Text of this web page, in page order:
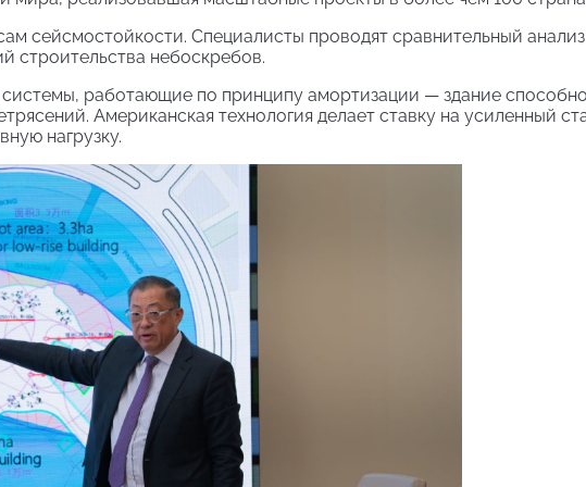
сейсмостойкости. Специалисты проводят сравнительный анализ
строительства небоскребов.
работающие по принципу амортизации — здание способно
Американская технология делает ставку на усиленный
нагрузку.